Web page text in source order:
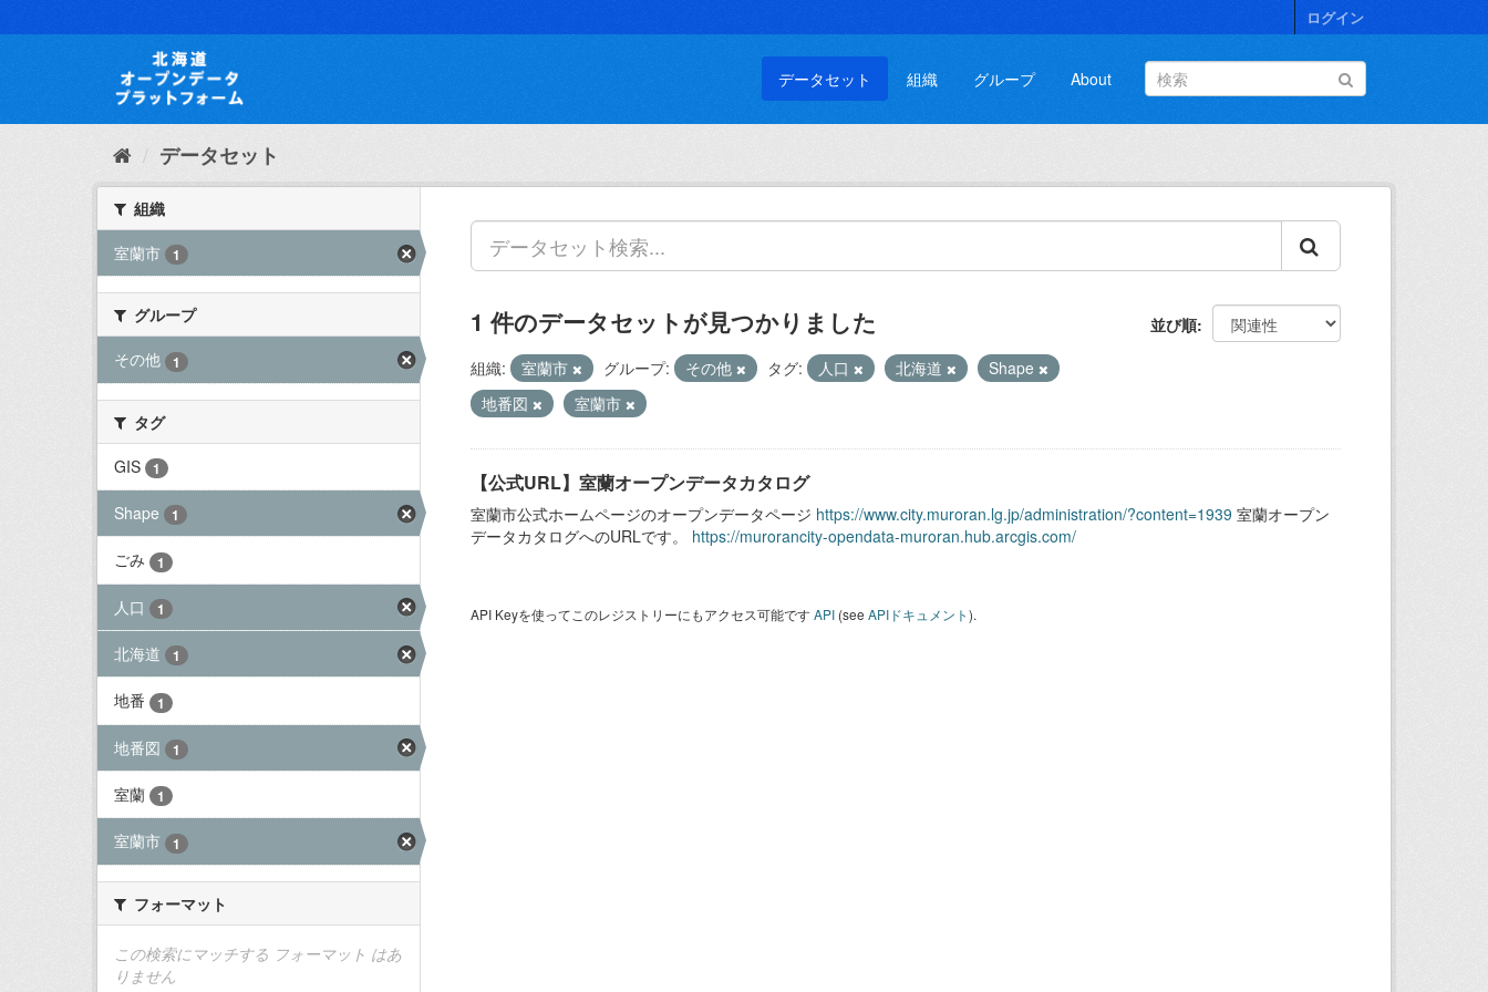
キ
て
ログイン
データセット 組織 グループ About
データセット
組織
室蘭市
1
グループ
その他
1
タグ
GIS
1
Shape 1
ごみ 1
人口 1
北海道 1
地番 1
地番図 1
室蘭 1
室蘭市 1
フォーマット
この検索にマッチする フォーマット はあ
りません
並び順
1 件のデータセットが見つかりました
組織: 室蘭市 グループ: その他 タグ: 人口 北海道
Shape
地番図
室蘭市
【公式URL】室蘭オープンデータカタログ
室蘭市公式ホームページのオープンデータページ https://www.city.muroran.lg.jp/administration/?content=1939 室蘭オープン
データカタログへのURLです。 https://murorancity-opendata-muroran.hub.arcgis.com/
API Keyを使ってこのレジストリーにもアクセス可能ですAPI (see APIドキュメント).